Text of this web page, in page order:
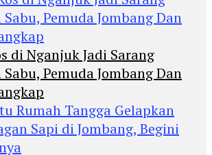
di Nganjuk Jadi Sarang
Pemuda Jombang Dan